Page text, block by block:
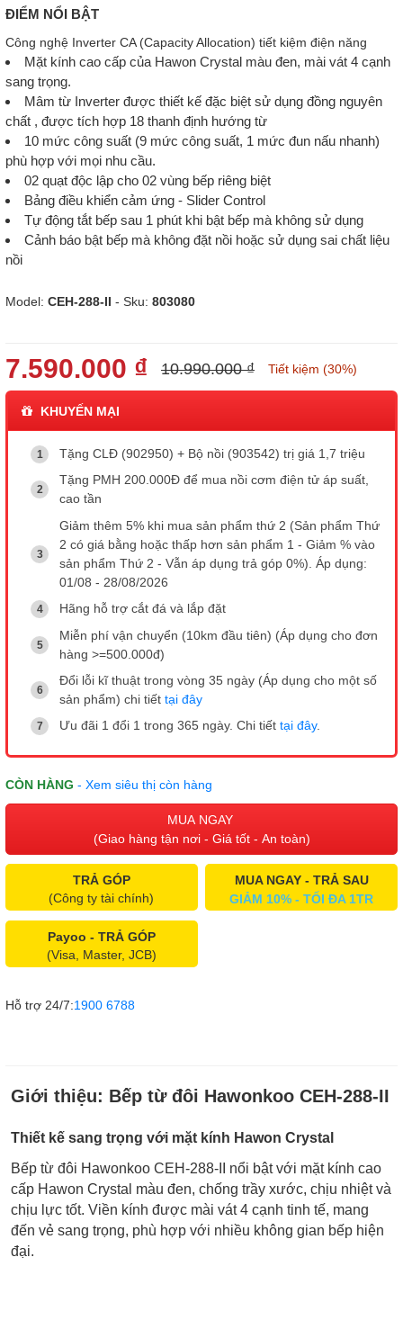
ĐIỂM NỔI BẬT
Công nghệ Inverter CA (Capacity Allocation) tiết kiệm điện năng
Mặt kính cao cấp của Hawon Crystal màu đen, mài vát 4 cạnh
sang trọng.
Mâm từ Inverter được thiết kế đặc biệt sử dụng đồng nguyên
chất , được tích hợp 18 thanh định hướng từ
10 mức công suất (9 mức công suất, 1 mức đun nấu nhanh)
phù hợp với mọi nhu cầu.
02 quạt độc lập cho 02 vùng bếp riêng biệt
Bảng điều khiển cảm ứng - Slider Control
Tự động tắt bếp sau 1 phút khi bật bếp mà không sử dụng
Cảnh báo bật bếp mà không đặt nồi hoặc sử dụng sai chất liệu
nồi
Model: CEH-288-II - Sku: 803080
7.590.000 ₫ 10.990.000 ₫ Tiết kiệm (30%)
KHUYẾN MẠI
Tặng CLĐ (902950) + Bộ nồi (903542) trị giá 1,7 triệu
Tặng PMH 200.000Đ để mua nồi cơm điện tử áp suất,
cao tần
Giảm thêm 5% khi mua sản phẩm thứ 2 (Sản phẩm Thứ
2 có giá bằng hoặc thấp hơn sản phẩm 1 - Giảm % vào
sản phẩm Thứ 2 - Vẫn áp dụng trả góp 0%). Áp dụng:
01/08 - 28/08/2026
Hãng hỗ trợ cắt đá và lắp đặt
Miễn phí vận chuyển (10km đầu tiên) (Áp dụng cho đơn
hàng >=500.000đ)
Đổi lỗi kĩ thuật trong vòng 35 ngày (Áp dụng cho một số
sản phẩm) chi tiết tại đây
Ưu đãi 1 đổi 1 trong 365 ngày. Chi tiết tại đây.
CÒN HÀNG - Xem siêu thị còn hàng
MUA NGAY
(Giao hàng tận nơi - Giá tốt - An toàn)
TRẢ GÓP
(Công ty tài chính)
MUA NGAY - TRẢ SAU
GIẢM 10% - TỐI ĐA 1TR
Payoo - TRẢ GÓP
(Visa, Master, JCB)
Hỗ trợ 24/7:1900 6788
Giới thiệu: Bếp từ đôi Hawonkoo CEH-288-II
Thiết kế sang trọng với mặt kính Hawon Crystal
Bếp từ đôi Hawonkoo CEH-288-II nổi bật với mặt kính cao
cấp Hawon Crystal màu đen, chống trầy xước, chịu nhiệt và
chịu lực tốt. Viền kính được mài vát 4 cạnh tinh tế, mang
đến vẻ sang trọng, phù hợp với nhiều không gian bếp hiện
đại.